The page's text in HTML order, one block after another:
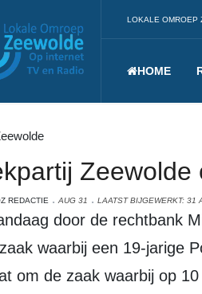
LOKALE OMROEP
HOME
REDACTIE AUG 31 LAATST BIJGEWERKT: 31
waarbij een 19-jarige
om de zaak waarbij op